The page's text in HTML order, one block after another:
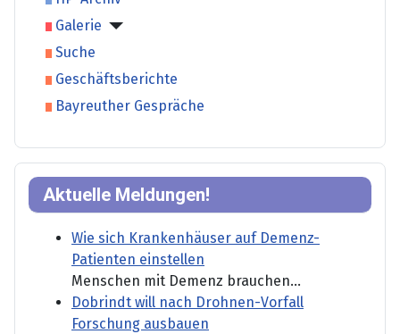
Galerie
Suche
Geschäftsberichte
Bayreuther Gespräche
Aktuelle Meldungen!
Wie sich Krankenhäuser auf Demenz-
Patienten einstellen
Menschen mit Demenz brauchen...
Dobrindt will nach Drohnen-Vorfall
Forschung ausbauen